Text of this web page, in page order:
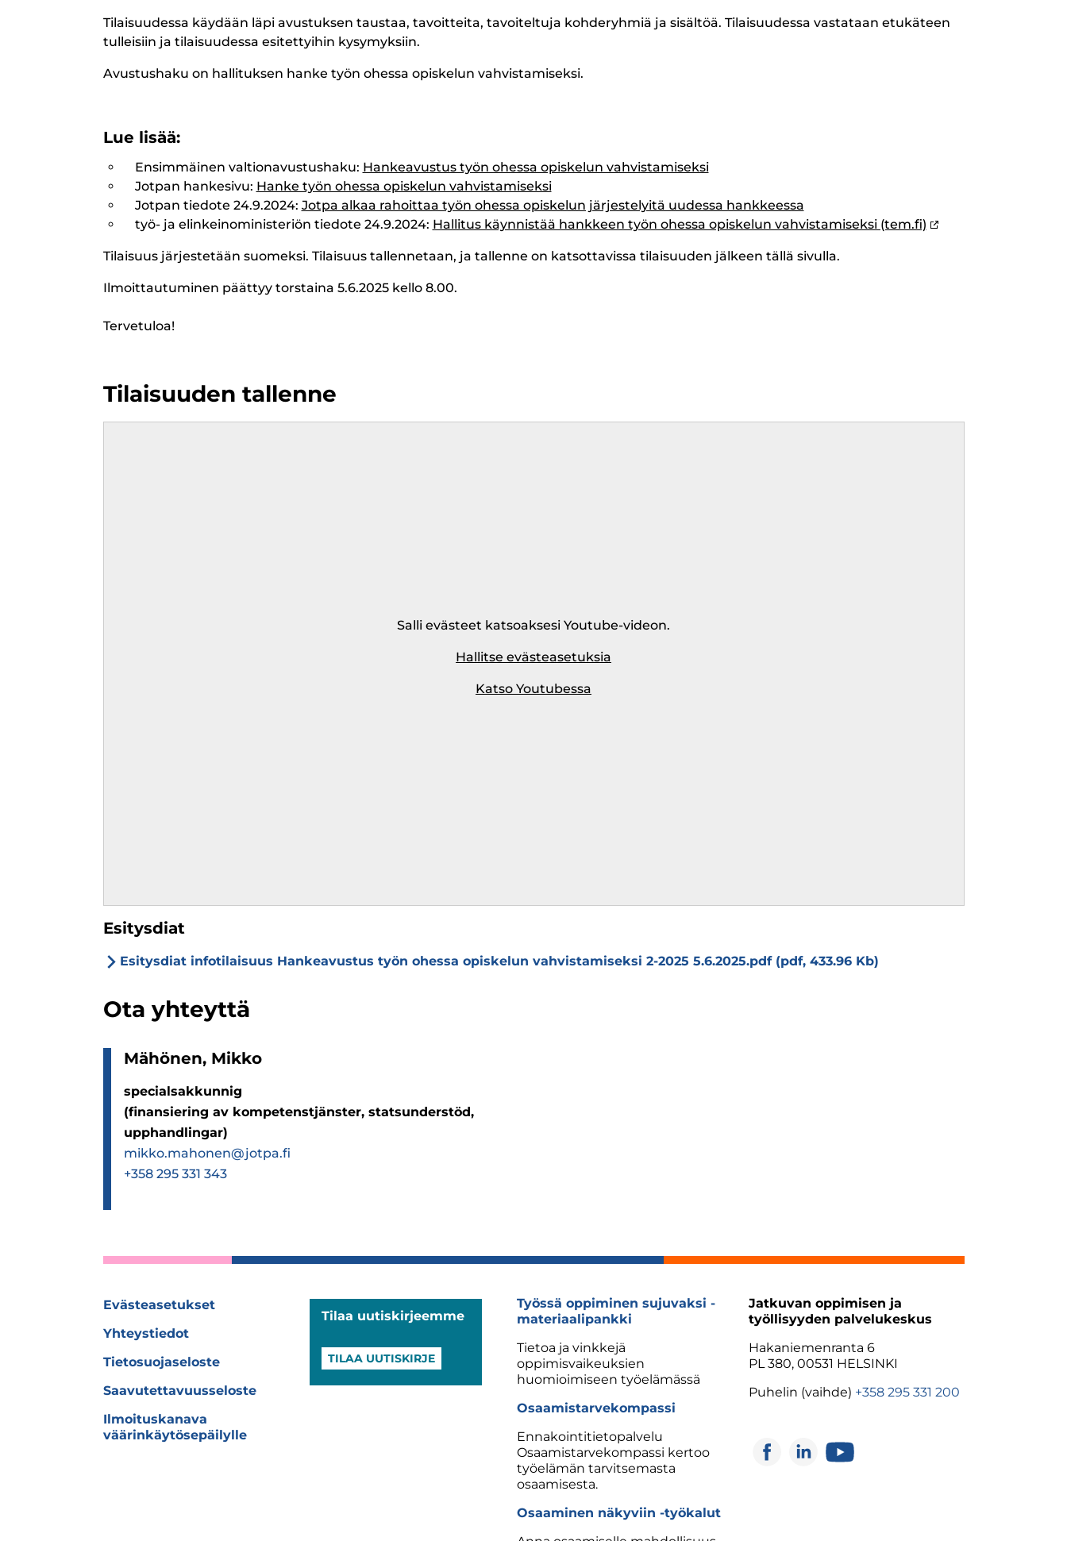
Tilaisuudessa käydään läpi avustuksen taustaa, tavoitteita, tavoiteltuja kohderyhmiä ja sisältöä. Tilaisuudessa vastataan etukäteen
tulleisiin ja tilaisuudessa esitettyihin kysymyksiin.
Avustushaku on hallituksen hanke työn ohessa opiskelun vahvistamiseksi.
Lue lisää:
Ensimmäinen valtionavustushaku: Hankeavustus työn ohessa opiskelun vahvistamiseksi
Jotpan hankesivu: Hanke työn ohessa opiskelun vahvistamiseksi
Jotpan tiedote 24.9.2024: Jotpa alkaa rahoittaa työn ohessa opiskelun järjestelyitä uudessa hankkeessa
työ- ja elinkeinoministeriön tiedote 24.9.2024: Hallitus käynnistää hankkeen työn ohessa opiskelun vahvistamiseksi (tem.fi)
Tilaisuus järjestetään suomeksi. Tilaisuus tallennetaan, ja tallenne on katsottavissa tilaisuuden jälkeen tällä sivulla.
​​​​​​​Ilmoittautuminen päättyy torstaina 5.6.2025 kello 8.00.
Tervetuloa!
Tilaisuuden tallenne
Salli evästeet katsoaksesi Youtube-videon.
Hallitse evästeasetuksia
Katso Youtubessa
Esitysdiat
Esitysdiat infotilaisuus Hankeavustus työn ohessa opiskelun vahvistamiseksi 2-2025 5.6.2025.pdf (pdf, 433.96 Kb)
Ota yhteyttä
Mähö­nen, Mikko
specialsakkunnig
(finansiering av kompetenstjänster, statsunderstöd,
upphandlingar)
mikko.mahonen@jotpa.fi
+358 295 331 343
Evästeasetukset
Yhteystiedot
Tietosuojaseloste
Saavutettavuusseloste
Ilmoituskanava
väärinkäytösepäilylle
Tilaa uutiskirjeemme
TILAA UUTISKIRJE
Työssä oppiminen sujuvaksi -
materiaalipankki
Tietoa ja vinkkejä
oppimisvaikeuksien
huomioimiseen työelämässä
Osaamistarvekompassi
Ennakointitietopalvelu
Osaamistarvekompassi kertoo
työelämän tarvitsemasta
osaamisesta.
Osaaminen näkyviin -työkalut
Jatkuvan oppimisen ja
työllisyyden palvelukeskus
Hakaniemenranta 6
PL 380, 00531 HELSINKI
Puhelin (vaihde) +358 295 331 200